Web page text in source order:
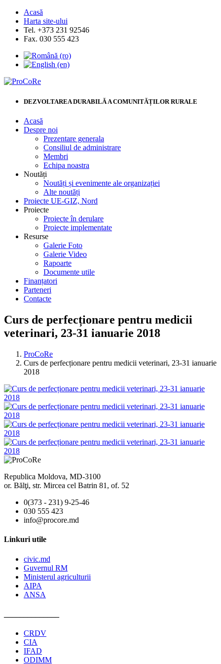
Acasă
Harta site-ului
Tel. +373 231 92546
Fax. 030 555 423
DEZVOLTAREA DURABILĂ A COMUNITĂȚILOR RURALE
Acasă
Despre noi
Prezentare generala
Consiliul de administrare
Membri
Echipa noastra
Noutăți
Noutăți și evenimente ale organizației
Alte noutăți
Proiecte UE-GIZ, Nord
Proiecte
Proiecte în derulare
Proiecte implementate
Resurse
Galerie Foto
Galerie Video
Rapoarte
Documente utile
Finanțatori
Parteneri
Contacte
Curs de perfecționare pentru medicii
veterinari, 23-31 ianuarie 2018
ProCoRe
Curs de perfecționare pentru medicii veterinari, 23-31 ianuarie
2018
Republica Moldova, MD-3100
or. Bălţi, str. Mircea cel Batrin 81, of. 52
0(373 - 231) 9-25-46
030 555 423
info@procore.md
Linkuri utile
civic.md
Guvernul RM
Ministerul agriculturii
AIPA
ANSA
CRDV
CIA
IFAD
ODIMM